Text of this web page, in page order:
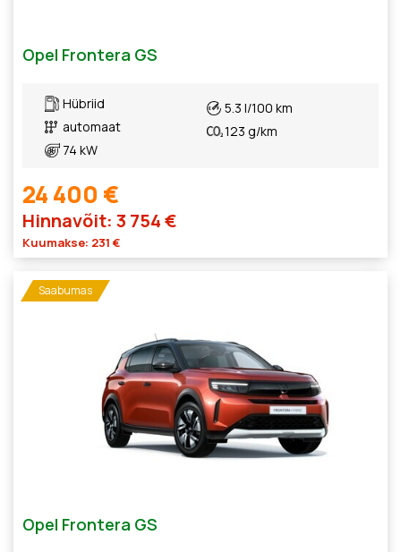
Opel Frontera GS
Hübriid
automaat
74 kW
5.3 l/100 km
123 g/km
24 400 €
Hinnavõit: 3 754 €
Kuumakse: 231 €
Saabumas
Opel Frontera GS